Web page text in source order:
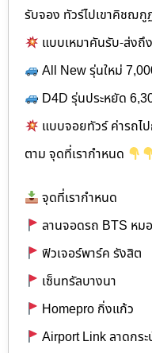
รับจอง ทัวร์ไปเขาคิชฌ
แบบเหมาคันรับ-ส่งถึ
All New รุ่นใหม่
D4D รุ่นประหยัด
แบบจอยทัวร์ ค่ารถไ
ตาม จุดที่เรากำหนด
จุดที่เรากำหนด
ลานจอดรถ BTS หม
ฟิวเจอร์พาร์ค รังสิต
เซ็นทรัลบางนา
Homepro กิ่งแก้ว
Airport Link ลาดกระ